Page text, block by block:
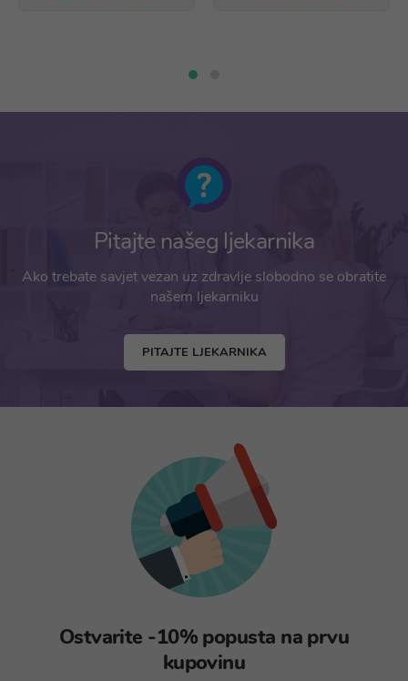
Pitajte našeg ljekarnika
Ako trebate savjet vezan uz zdravlje slobodno se obratite
našem ljekarniku
PITAJTE LJEKARNIKA
Ostvarite -10% popusta na prvu
kupovinu